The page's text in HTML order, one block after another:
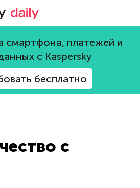
Блог Касперского
смартфона, платежей и
с Kaspersky
бесплатно
с